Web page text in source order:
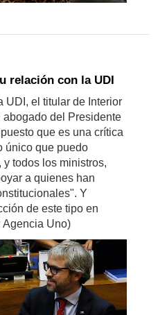
relación con la UDI
UDI, el titular de Interior
abogado del Presidente
que es una crítica
único que puedo
todos los ministros,
a quienes han
Y
de este tipo en
Agencia Uno)